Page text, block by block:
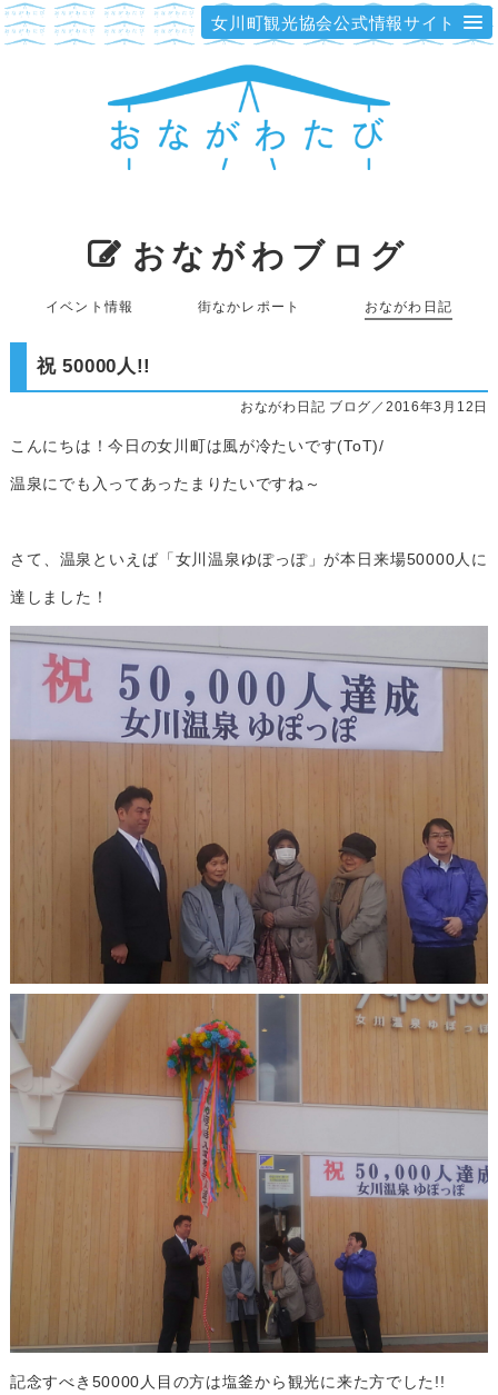
女川町観光協会公式情報サイト
おながわブログ
イベント情報 街なかレポート おながわ日記
祝 50000人!!
おながわ日記 ブログ／2016年3月12日
こんにちは！今日の女川町は風が冷たいです(ToT)/
温泉にでも入ってあったまりたいですね～
さて、温泉といえば「女川温泉ゆぽっぽ」が本日来場50000人に
達しました！
記念すべき50000人目の方は塩釜から観光に来た方でした!!